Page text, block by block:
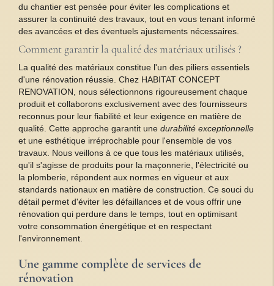
du chantier est pensée pour éviter les complications et
assurer la continuité des travaux, tout en vous tenant informé
des avancées et des éventuels ajustements nécessaires.
Comment garantir la qualité des matériaux utilisés ?
La qualité des matériaux constitue l'un des piliers essentiels
d'une rénovation réussie. Chez HABITAT CONCEPT
RENOVATION, nous sélectionnons rigoureusement chaque
produit et collaborons exclusivement avec des fournisseurs
reconnus pour leur fiabilité et leur exigence en matière de
qualité. Cette approche garantit une durabilité exceptionnelle
et une esthétique irréprochable pour l'ensemble de vos
travaux. Nous veillons à ce que tous les matériaux utilisés,
qu'il s'agisse de produits pour la maçonnerie, l'électricité ou
la plomberie, répondent aux normes en vigueur et aux
standards nationaux en matière de construction. Ce souci du
détail permet d'éviter les défaillances et de vous offrir une
rénovation qui perdure dans le temps, tout en optimisant
votre consommation énergétique et en respectant
l'environnement.
Une gamme complète de services de
rénovation